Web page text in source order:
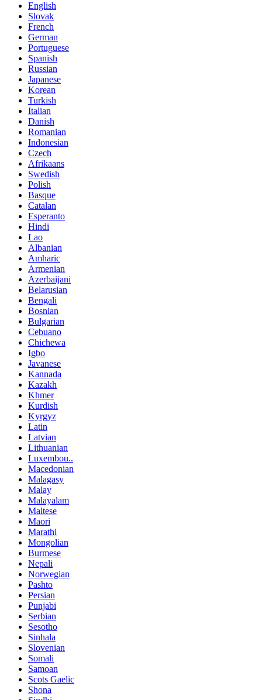
English
Slovak
French
German
Portuguese
Spanish
Russian
Japanese
Korean
Turkish
Italian
Danish
Romanian
Indonesian
Czech
Afrikaans
Swedish
Polish
Basque
Catalan
Esperanto
Hindi
Lao
Albanian
Amharic
Armenian
Azerbaijani
Belarusian
Bengali
Bosnian
Bulgarian
Cebuano
Chichewa
Igbo
Javanese
Kannada
Kazakh
Khmer
Kurdish
Kyrgyz
Latin
Latvian
Lithuanian
Luxembou..
Macedonian
Malagasy
Malay
Malayalam
Maltese
Maori
Marathi
Mongolian
Burmese
Nepali
Norwegian
Pashto
Persian
Punjabi
Serbian
Sesotho
Sinhala
Slovenian
Somali
Samoan
Scots Gaelic
Shona